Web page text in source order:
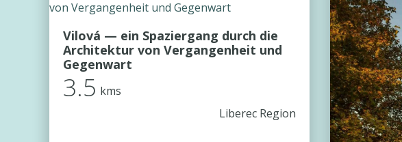
Vilová — ein Spaziergang durch die
Architektur von Vergangenheit und
Gegenwart
3.5 kms
Liberec Region